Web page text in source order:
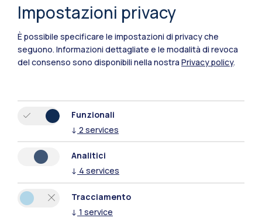
Cremona
Lecco
Mantova
Xi'an
Naviga il sito
Contattaci
Impostazioni privacy
È possibile specificare le impostazioni di privacy che
seguono. Informazioni dettagliate e le modalità di revoca
del consenso sono disponibili nella nostra Privacy policy.
Funzionali
↓ 2 services
Analitici
↓ 4 services
Tracciamento
↓ 1 service